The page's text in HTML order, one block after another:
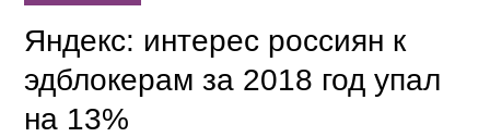
Яндекс: интерес россиян к
эдблокерам за 2018 год упал
на 13%